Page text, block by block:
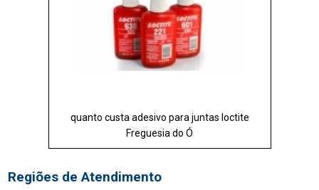
quanto custa adesivo para juntas loctite
Freguesia do Ó
Regiões de Atendimento